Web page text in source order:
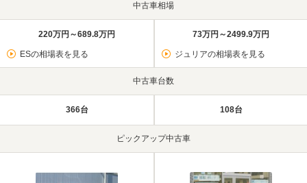
中古車相場
220万円～689.8万円
ESの相場表を見る
73万円～2499.9万円
ジュリアの相場表を見る
中古車台数
366台 108台
ピックアップ中古車